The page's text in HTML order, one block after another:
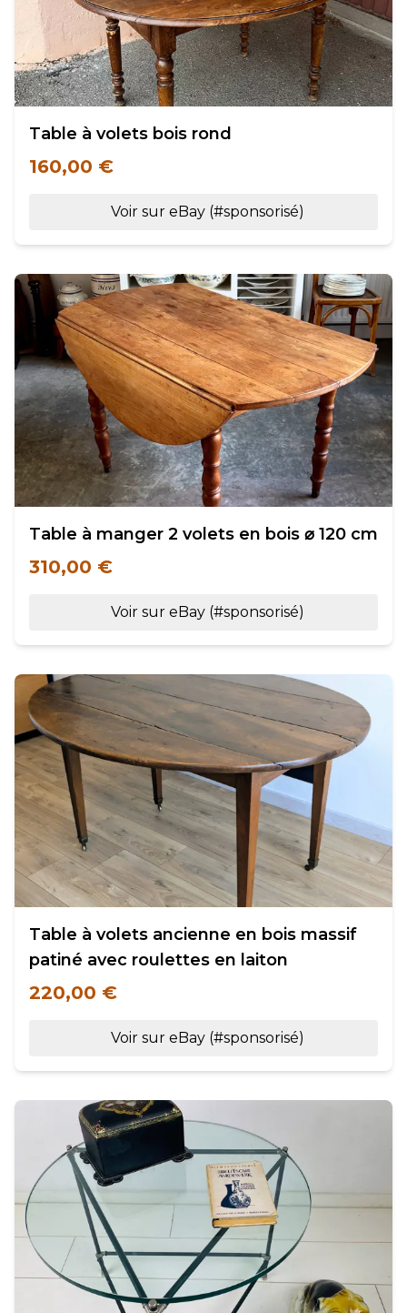
Table à volets bois rond
160,00 €
Voir sur eBay (#sponsorisé)
Table à manger 2 volets en bois ⌀ 120 cm
310,00 €
Voir sur eBay (#sponsorisé)
Table à volets ancienne en bois massif
patiné avec roulettes en laiton
220,00 €
Voir sur eBay (#sponsorisé)